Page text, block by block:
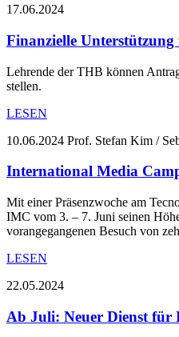
17.06.2024
Finanzielle
Lehrende der THB können
stellen.
LESEN
10.06.2024 Prof. Stefan Kim /
International Media
Mit einer Präsenzwoche am
IMC vom 3. – 7. Juni seinen
vorangegangenen Besuch von
LESEN
22.05.2024
Ab Juli: Neuer Dienst für